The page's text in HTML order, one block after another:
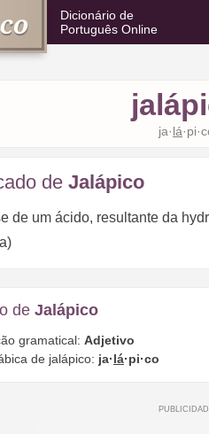
Dicionário de
Português Online
ja·lá
de Jalápico
de um ácido, resultante da
de Jalápico
gramatical: Adjetivo
de jalápico: ja·lá·pi·co